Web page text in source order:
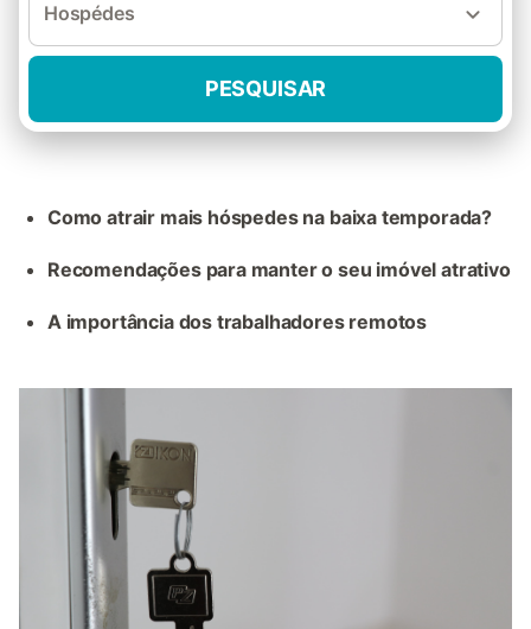
Hospédes
PESQUISAR
Como atrair mais hóspedes na baixa temporada?
Recomendações para manter o seu imóvel atrativo
A importância dos trabalhadores remotos